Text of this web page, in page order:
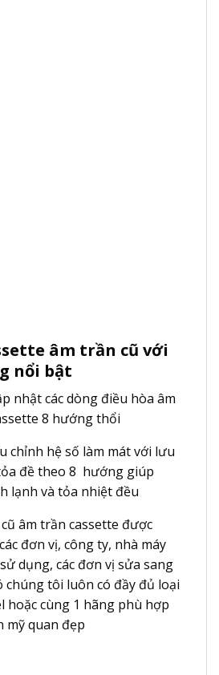
âm trần cũ với
nổi bật
nhật các dòng điều hòa âm
8 hướng thổi
chỉnh hệ số làm mát với lưu
đề theo 8 hướng giúp
lạnh và tỏa nhiệt đều
âm trần cassette được
đơn vị, công ty, nhà máy
dụng, các đơn vị sửa sang
chúng tôi luôn có đầy đủ loại
hoặc cùng 1 hãng phù hợp
mỹ quan đẹp